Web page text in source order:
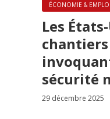
ÉCONOMIE & EMPLOI
Les
sécurité
29 décembre 2025